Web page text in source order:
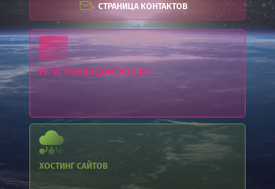
СТРАНИЦА КОНТАКТОВ
РЕГИСТРАЦИЯ ДОМЕНОВ .BY
ХОСТИНГСАЙТОВ